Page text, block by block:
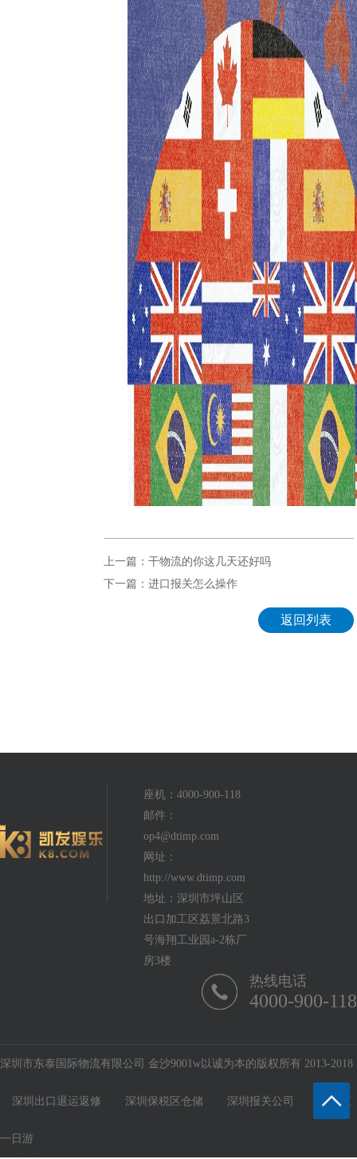
上一篇：干物流的你这几天还好吗
下一篇：进口报关怎么操作
返回列表
座机：4000-900-118
邮件：
op4@dtimp.com
网址：
http://www.dtimp.com
地址：深圳市坪山区
出口加工区荔景北路3
号海翔工业园a-2栋厂
房3楼
热线电话
4000-900-118
深圳市东泰国际物流有限公司 金沙9001w以诚为本的版权所有 2013-2018
深圳出口退运返修 深圳保税区仓储 深圳报关公司 保税区
一日游